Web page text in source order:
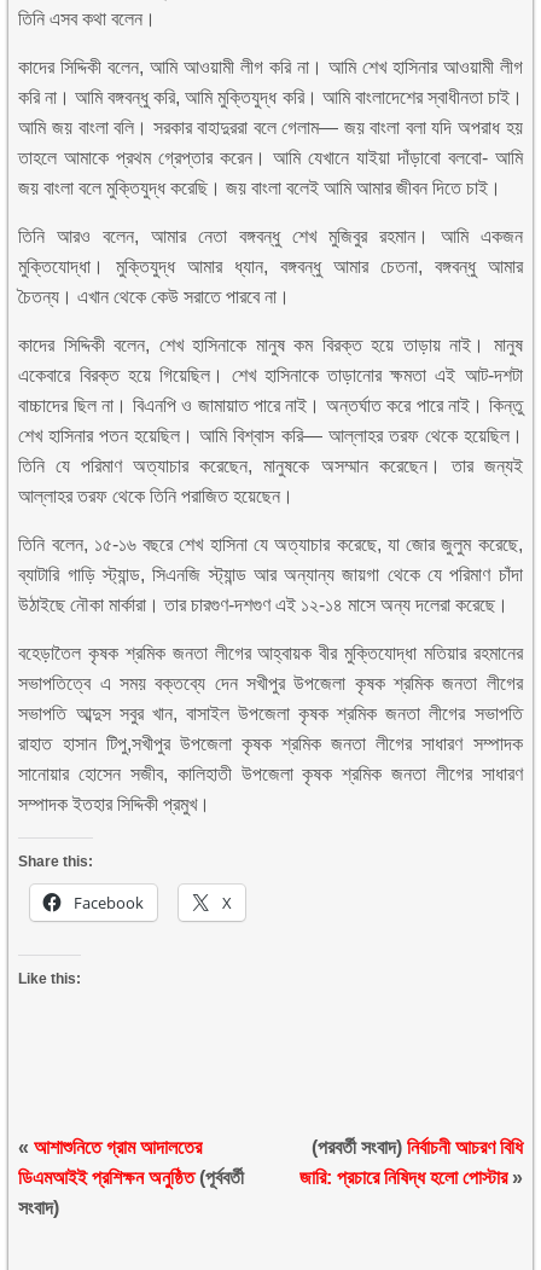
তিনি এসব কথা বলেন।
কাদের সিদ্দিকী বলেন, আমি আওয়ামী লীগ করি না। আমি শেখ হাসিনার আওয়ামী লীগ
করি না। আমি বঙ্গবন্ধু করি, আমি মুক্তিযুদ্ধ করি। আমি বাংলাদেশের স্বাধীনতা চাই।
আমি জয় বাংলা বলি। সরকার বাহাদুররা বলে গেলাম— জয় বাংলা বলা যদি অপরাধ হয়
তাহলে আমাকে প্রথম গ্রেপ্তার করেন। আমি যেখানে যাইয়া দাঁড়াবো বলবো- আমি
জয় বাংলা বলে মুক্তিযুদ্ধ করেছি। জয় বাংলা বলেই আমি আমার জীবন দিতে চাই।
তিনি আরও বলেন, আমার নেতা বঙ্গবন্ধু শেখ মুজিবুর রহমান। আমি একজন
মুক্তিযোদ্ধা। মুক্তিযুদ্ধ আমার ধ্যান, বঙ্গবন্ধু আমার চেতনা, বঙ্গবন্ধু আমার
চৈতন্য। এখান থেকে কেউ সরাতে পারবে না।
কাদের সিদ্দিকী বলেন, শেখ হাসিনাকে মানুষ কম বিরক্ত হয়ে তাড়ায় নাই। মানুষ
একেবারে বিরক্ত হয়ে গিয়েছিল। শেখ হাসিনাকে তাড়ানোর ক্ষমতা এই আট-দশটা
বাচ্চাদের ছিল না। বিএনপি ও জামায়াত পারে নাই। অন্তর্ঘাত করে পারে নাই। কিন্তু
শেখ হাসিনার পতন হয়েছিল। আমি বিশ্বাস করি— আল্লাহর তরফ থেকে হয়েছিল।
তিনি যে পরিমাণ অত্যাচার করেছেন, মানুষকে অসম্মান করেছেন। তার জন্যই
আল্লাহর তরফ থেকে তিনি পরাজিত হয়েছেন।
তিনি বলেন, ১৫-১৬ বছরে শেখ হাসিনা যে অত্যাচার করেছে, যা জোর জুলুম করেছে,
ব্যাটারি গাড়ি স্ট্যান্ড, সিএনজি স্ট্যান্ড আর অন্যান্য জায়গা থেকে যে পরিমাণ চাঁদা
উঠাইছে নৌকা মার্কারা। তার চারগুণ-দশগুণ এই ১২-১৪ মাসে অন্য দলেরা করেছে।
বহেড়াতৈল কৃষক শ্রমিক জনতা লীগের আহ্বায়ক বীর মুক্তিযোদ্ধা মতিয়ার রহমানের
সভাপতিত্বে এ সময় বক্তব্যে দেন সখীপুর উপজেলা কৃষক শ্রমিক জনতা লীগের
সভাপতি আব্দুস সবুর খান, বাসাইল উপজেলা কৃষক শ্রমিক জনতা লীগের সভাপতি
রাহাত হাসান টিপু,সখীপুর উপজেলা কৃষক শ্রমিক জনতা লীগের সাধারণ সম্পাদক
সানোয়ার হোসেন সজীব, কালিহাতী উপজেলা কৃষক শ্রমিক জনতা লীগের সাধারণ
সম্পাদক ইতহার সিদ্দিকী প্রমুখ।
Share this:
Facebook X
Like this:
«আশাশুনিতে গ্রাম আদালতের
ডিএমআইই প্রশিক্ষন অনুষ্ঠিত(পূর্ববর্তী
সংবাদ)
(পরবর্তী সংবাদ) নির্বাচনী আচরণ বিধি
জারি: প্রচারে নিষিদ্ধ হলো পোস্টার»